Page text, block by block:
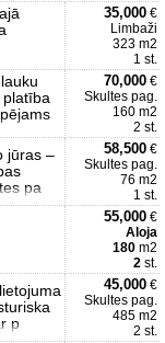
35,000 €
Limbaži
323 m2
1 st.
70,000 €
Skultes pag.
160 m2
2 st.
jūras –
pa
58,500 €
Skultes pag.
76 m2
1 st.
55,000 €
Aloja
180 m2
2 st.
p
45,000 €
Skultes pag.
485 m2
2 st.